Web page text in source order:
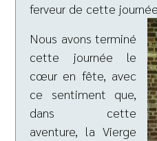
ferveur de cette
Nous avons terminé
cette journée le
cœur en fête, avec
ce sentiment que,
dans cette
aventure, la Vierge